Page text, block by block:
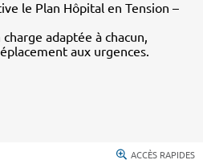
le Plan Hôpital en Tension –
adaptée à chacun,
aux urgences.
ACCÈS RAPIDES